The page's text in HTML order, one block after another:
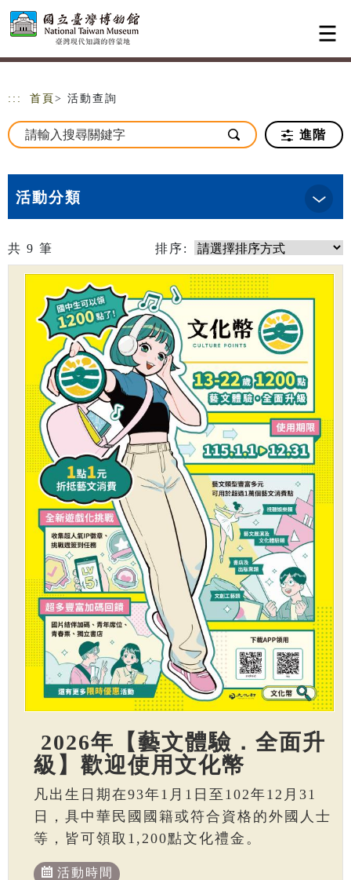
跳到主要內容
網站導覽
::: 首頁 > 活動查詢
進階
活動分類
共 9 筆 排序:
2026年【藝文體驗．全面升
級】歡迎使用文化幣
凡出生日期在93年1月1日至102年12月31
日，具中華民國國籍或符合資格的外國人士
等，皆可領取1,200點文化禮金。
活動時間